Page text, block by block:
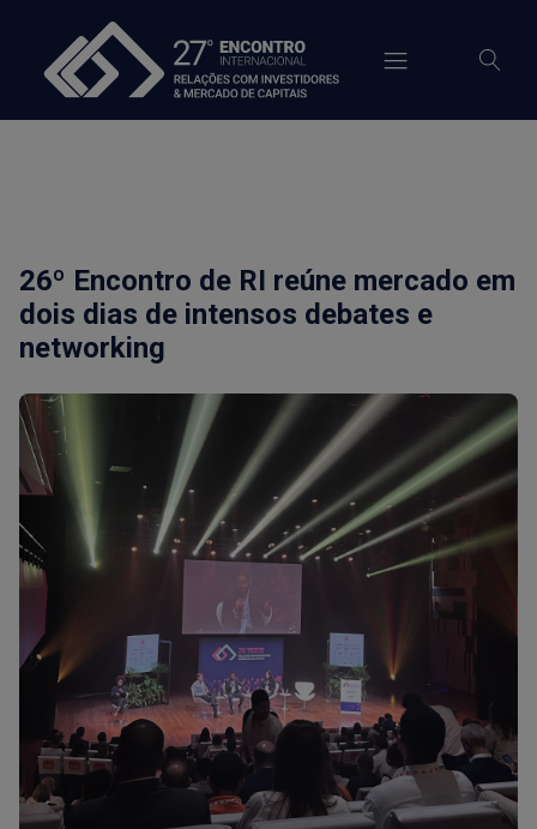
26º Encontro de RI reúne mercado em
dois dias de intensos debates e
networking